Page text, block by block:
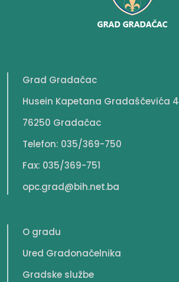
Grad Gradačac
Husein Kapetana Gradaščevića 4
76250 Gradačac
Telefon: 035/369-750
Fax: 035/369-751
opc.grad@bih.net.ba
O gradu
Ured Gradonačelnika
Gradske službe